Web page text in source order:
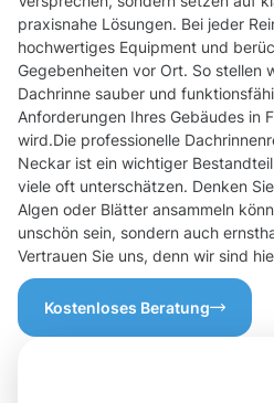
praxisnahe Lösungen. Bei jeder
hochwertiges Equipment und
Gegebenheiten vor Ort. So stellen
Dachrinne sauber und
Anforderungen Ihres Gebäudes in
wird.Die professionelle
Neckar ist ein wichtiger
viele oft unterschätzen. Denken
Algen oder Blätter ansammeln
unschön sein, sondern auch
Vertrauen Sie uns, denn wir sind
Kostenloses Beratung